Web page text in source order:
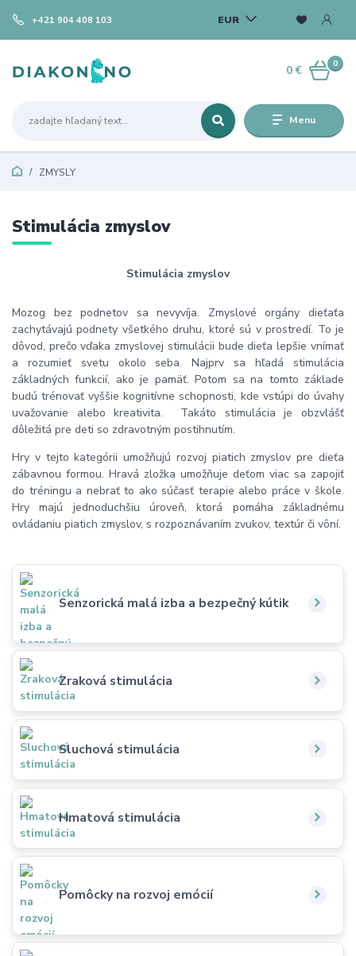
Menu
EUR
+421 904 408 103
0
0 €
ZMYSLY
Stimulácia zmyslov
Stimulácia zmyslov
Mozog bez podnetov sa nevyvíja. Zmyslové orgány dieťaťa
zachytávajú podnety všetkého druhu, ktoré sú v prostredí. To je
dôvod, prečo vďaka zmyslovej stimulácii bude dieťa lepšie vnímať
a rozumieť svetu okolo seba. Najprv sa hľadá stimulácia
základných funkcií, ako je pamäť. Potom sa na tomto základe
budú trénovať vyššie kognitívne schopnosti, kde vstúpi do úvahy
uvažovanie alebo kreativita. Takáto stimulácia je obzvlášť
dôležitá pre deti so zdravotným postihnutím.
Hry v tejto kategórii umožňujú rozvoj piatich zmyslov pre dieťa
zábavnou formou. Hravá zložka umožňuje deťom viac sa zapojiť
do tréningu a nebrať to ako súčasť terapie alebo práce v škole.
Hry majú jednoduchšiu úroveň, ktorá pomáha základnému
ovládaniu piatich zmyslov, s rozpoznávaním zvukov, textúr či vôní.
Senzorická malá izba a bezpečný kútik
Zraková stimulácia
Sluchová stimulácia
Hmatová stimulácia
Pomôcky na rozvoj emócií